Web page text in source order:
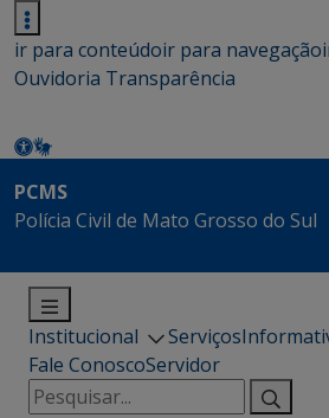
ir para conteúdoir para navegação
Ouvidoria Transparência
PCMS
Polícia Civil de Mato Grosso do Sul
Institucional Serviços
Fale ConoscoServidor
Pesquisar